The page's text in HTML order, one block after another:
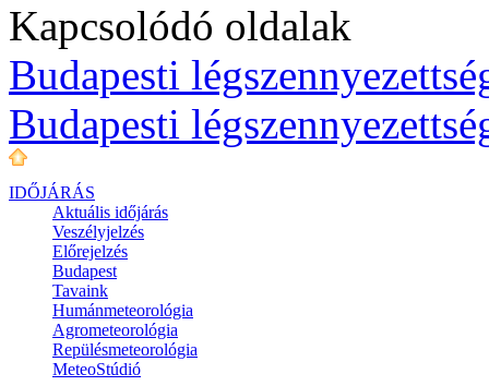
Kapcsolódó oldalak
Budapesti
Budapesti
IDŐJÁRÁS
Aktuális időjárás
Veszélyjelzés
Előrejelzés
Budapest
Tavaink
Humánmeteorológia
Agrometeorológia
Repülésmeteorológia
MeteoStúdió